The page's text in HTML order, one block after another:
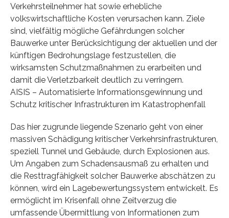
Verkehrsteilnehmer hat sowie erhebliche
volkswirtschaftliche Kosten verursachen kann. Ziele
sind, vielfältig mögliche Gefährdungen solcher
Bauwerke unter Berücksichtigung der aktuellen und der
künftigen Bedrohungslage festzustellen, die
wirksamsten Schutzmaßnahmen zu erarbeiten und
damit die Verletzbarkeit deutlich zu verringern.
AISIS – Automatisierte Informationsgewinnung und
Schutz kritischer Infrastrukturen im Katastrophenfall
Das hier zugrunde liegende Szenario geht von einer
massiven Schädigung kritischer Verkehrsinfrastrukturen,
speziell Tunnel und Gebäude, durch Explosionen aus.
Um Angaben zum Schadensausmaß zu erhalten und
die Resttragfähigkeit solcher Bauwerke abschätzen zu
können, wird ein Lagebewertungssystem entwickelt. Es
ermöglicht im Krisenfall ohne Zeitverzug die
umfassende Übermittlung von Informationen zum